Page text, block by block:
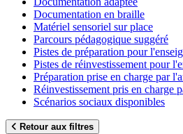
Documentation en braille
Matériel sensoriel sur place
Parcours pédagogique suggéré
Pistes de préparation pour
Pistes de réinvestissement pour
Préparation prise en charge par
Réinvestissement pris en charge
Scénarios sociaux disponibles
Retour aux filtres